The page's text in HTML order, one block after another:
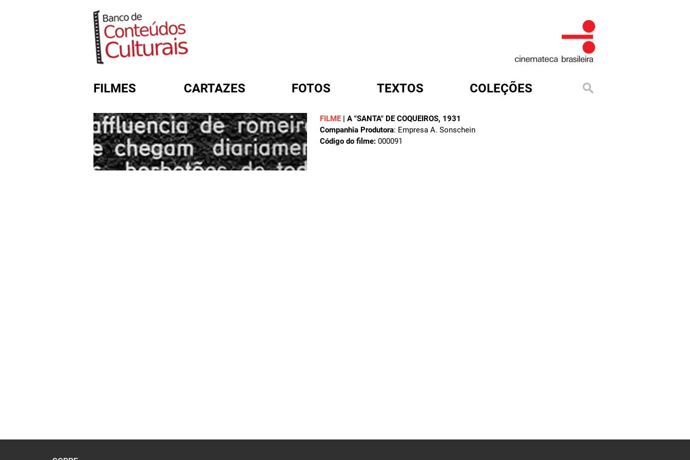
FILMES CARTAZES FOTOS TEXTOS COLEÇÕES
FILME | A "SANTA" DE COQUEIROS, 1931
Companhia Produtora: Empresa A. Sonschein
Código do filme: 000091
FORMULÁRIO DE BUSCA